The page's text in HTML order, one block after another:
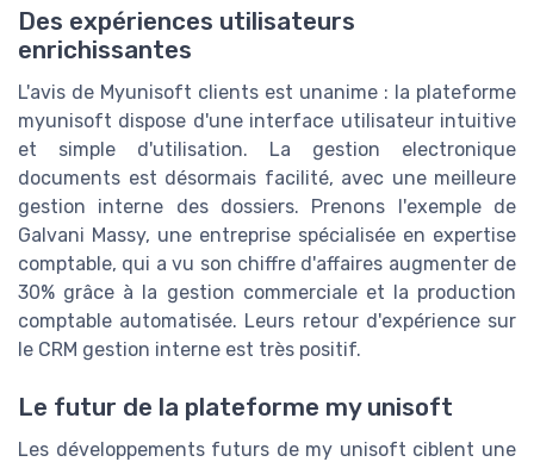
Des expériences utilisateurs
enrichissantes
L'avis de Myunisoft clients est unanime : la plateforme
myunisoft dispose d'une interface utilisateur intuitive
et simple d'utilisation. La gestion electronique
documents est désormais facilité, avec une meilleure
gestion interne des dossiers. Prenons l'exemple de
Galvani Massy, une entreprise spécialisée en expertise
comptable, qui a vu son chiffre d'affaires augmenter de
30% grâce à la gestion commerciale et la production
comptable automatisée. Leurs retour d'expérience sur
le CRM gestion interne est très positif.
Le futur de la plateforme my unisoft
Les développements futurs de my unisoft ciblent une